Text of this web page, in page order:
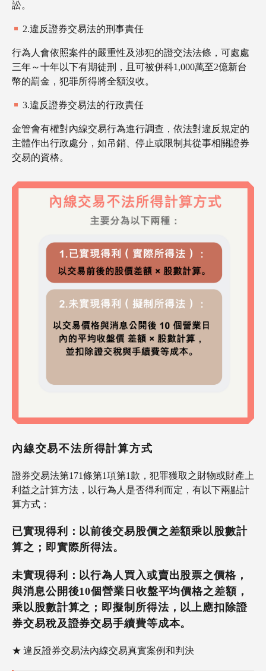
訟。
2.違反證券交易法的刑事責任
​​行為人會依照案件的嚴重性及涉犯的證交法法條，可處處
三年～十年以下有期徒刑，且可被併科1,000萬至2億新台
幣的罰金，犯罪所得將全額沒收。
3.違反證券交易法的行政責任
金管會有權對內線交易行為進行調查，依法對違反規定的
主體作出行政處分，如吊銷、停止或限制其從事相關證券
交易的資格。
內線交易不法所得計算方式
證券交易法第171條第1項第1款，犯罪獲取之財物或財產上
利益之計算方法，以行為人是否得利而定，有以下兩點計
算方式：
已實現得利：以前後交易股價之差額乘以股數計
算之；即實際所得法。
未實現得利：以行為人買入或賣出股票之價格，
與消息公開後10個營業日收盤平均價格之差額，
乘以股數計算之；即擬制所得法，以上應扣除證
券交易稅及證券交易手續費等成本。
違反證券交易法內線交易真實案例和判決